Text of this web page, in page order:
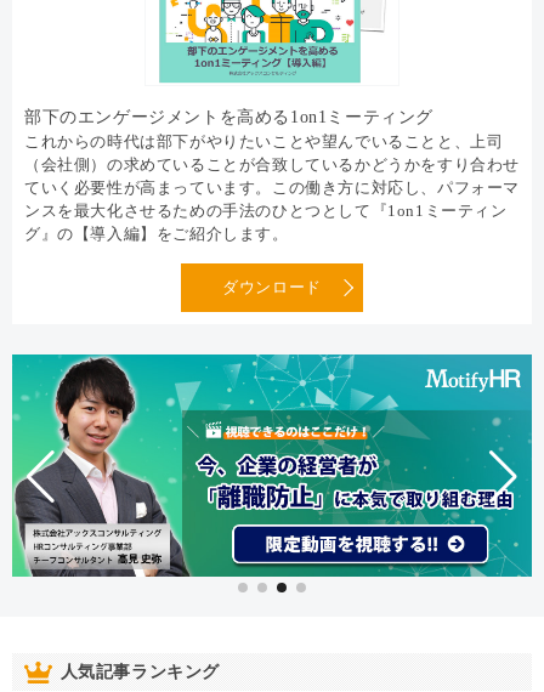
部下のエンゲージメントを高める1on1ミーティング
これからの時代は部下がやりたいことや望んでいることと、上司
（会社側）の求めていることが合致しているかどうかをすり合わせ
ていく必要性が高まっています。この働き方に対応し、パフォーマ
ンスを最大化させるための手法のひとつとして『1on1ミーティン
グ』の【導入編】をご紹介します。
ダウンロード
人気記事ランキング